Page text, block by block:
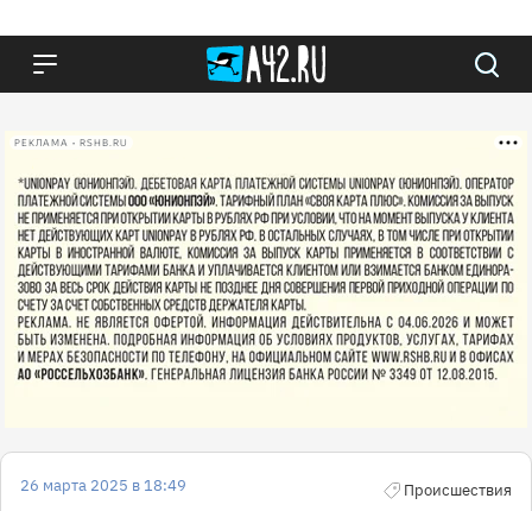
РЕКЛАМА • RSHB.RU
26 марта 2025 в 18:49 Происшествия